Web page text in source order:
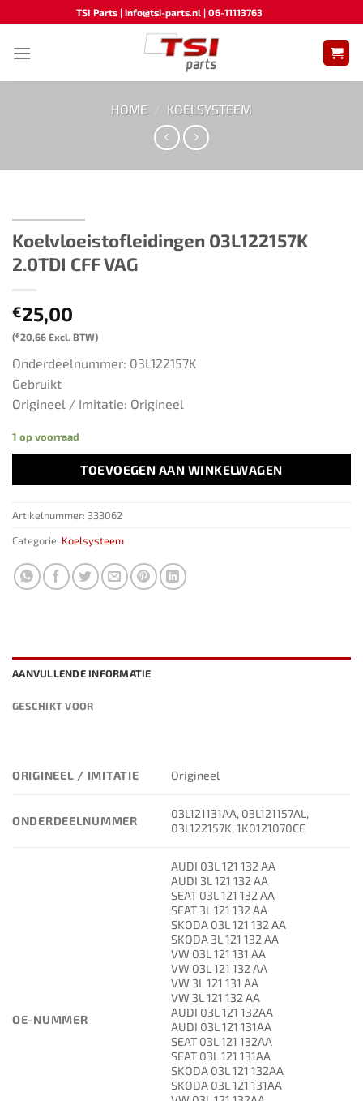
naar
inhoud
TSI Parts | info@tsi-parts.nl | 06-11113763
HOME / KOELSYSTEEM
Koelvloeistofleidingen ​​03L122157K
2.0TDI CFF VAG
€25,00
(€20,66 Excl. BTW)
Onderdeelnummer: 03L122157K
Gebruikt
Origineel / Imitatie: Origineel
1 op voorraad
TOEVOEGEN AAN WINKELWAGEN
Artikelnummer: 333062
Categorie: Koelsysteem
AANVULLENDE INFORMATIE
GESCHIKT VOOR
ORIGINEEL / IMITATIE Origineel
ONDERDEELNUMMER
03L121131AA, 03L121157AL,
03L122157K, 1K0121070CE
OE-NUMMER
AUDI 03L 121 132 AA
AUDI 3L 121 132 AA
SEAT 03L 121 132 AA
SEAT 3L 121 132 AA
SKODA 03L 121 132 AA
SKODA 3L 121 132 AA
VW 03L 121 131 AA
VW 03L 121 132 AA
VW 3L 121 131 AA
VW 3L 121 132 AA
AUDI 03L 121 132AA
AUDI 03L 121 131AA
SEAT 03L 121 132AA
SEAT 03L 121 131AA
SKODA 03L 121 132AA
SKODA 03L 121 131AA